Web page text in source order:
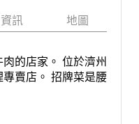
資訊 地圖
的店家。 位於濟州
賣店。 招牌菜是腰